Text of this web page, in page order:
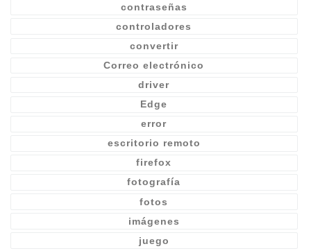
contraseñas
controladores
convertir
Correo electrónico
driver
Edge
error
escritorio remoto
firefox
fotografía
fotos
imágenes
juego